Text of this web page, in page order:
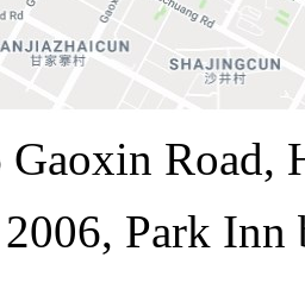
Gaoxin Road,
Park